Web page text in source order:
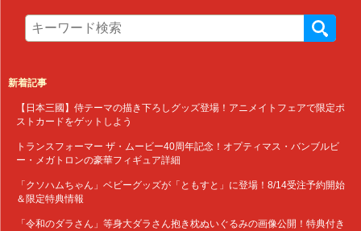
新着記事
【日本三國】侍テーマの描き下ろしグッズ登場！アニメイトフェアで限定ポ
ストカードをゲットしよう
トランスフォーマー ザ・ムービー40周年記念！オプティマス・バンブルビ
ー・メガトロンの豪華フィギュア詳細
「クソハムちゃん」ベビーグッズが「ともすと」に登場！8/14受注予約開始
＆限定特典情報
「令和のダラさん」等身大ダラさん抱き枕ぬいぐるみの画像公開！特典付き